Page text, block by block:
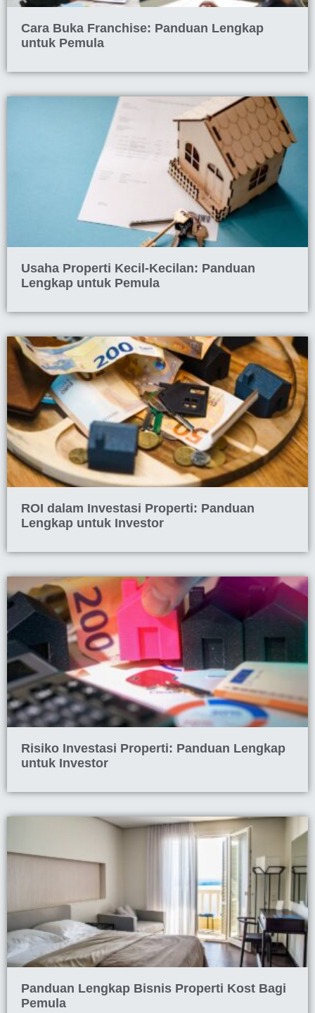
Cara Buka Franchise: Panduan Lengkap
untuk Pemula
Usaha Properti Kecil-Kecilan: Panduan
Lengkap untuk Pemula
ROI dalam Investasi Properti: Panduan
Lengkap untuk Investor
Risiko Investasi Properti: Panduan Lengkap
untuk Investor
Panduan Lengkap Bisnis Properti Kost Bagi
Pemula